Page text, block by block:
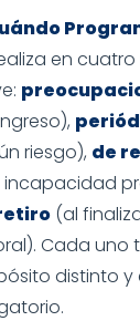
en
riesgo), de
incapacidad
(al
Cada uno
distinto y